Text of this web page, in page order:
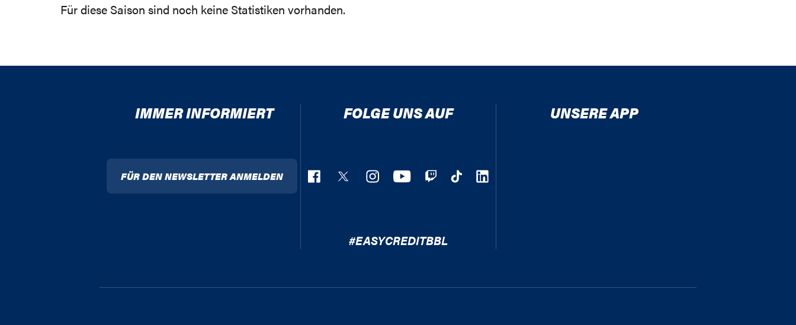
Für diese Saison sind noch keine Statistiken vorhanden.
IMMER INFORMIERT
FÜR DEN NEWSLETTER ANMELDEN
FOLGE UNS AUF
#EASYCREDITBBL
UNSERE APP